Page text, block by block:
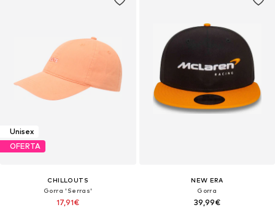
Unisex
OFERTA
CHILLOUTS
Gorra 'Serras'
17,91€
NEW ERA
Gorra
39,99€